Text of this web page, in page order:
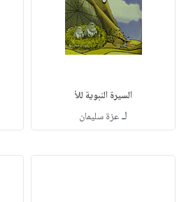
السيرة النبوية للأ
لـعزة سليمان